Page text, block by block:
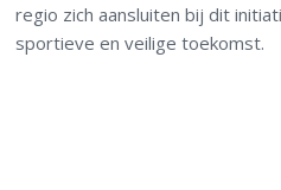
regio zich aansluiten bij dit
sportieve en veilige toekomst.